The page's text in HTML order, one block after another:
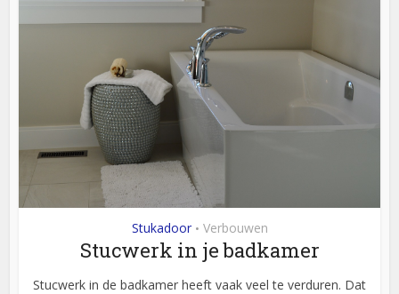
Stukadoor • Verbouwen
Stucwerk in je badkamer
Stucwerk in de badkamer heeft vaak veel te verduren. Dat